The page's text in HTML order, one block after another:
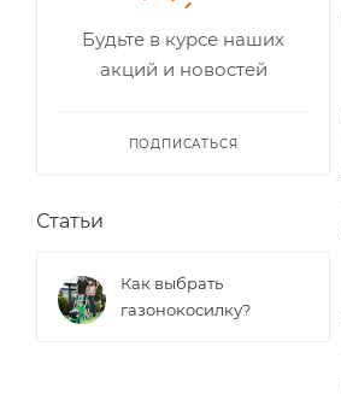
Будьте в курсе наших
акций и новостей
ПОДПИСАТЬСЯ
Статьи
Как выбрать
газонокосилку?